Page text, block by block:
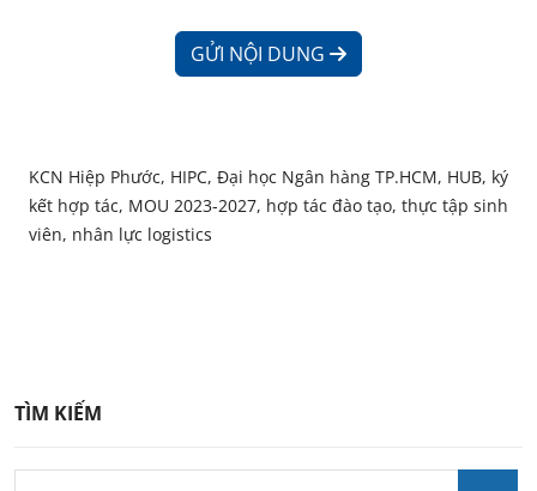
TÌM KIẾM
GỬI NỘI DUNG
KCN Hiệp Phước, HIPC, Đại học Ngân hàng TP.HCM, HUB, ký
kết hợp tác, MOU 2023-2027, hợp tác đào tạo, thực tập sinh
viên, nhân lực logistics